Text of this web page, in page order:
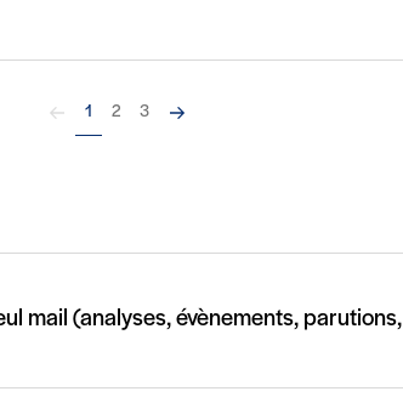
Précédent
1 2 3 Suivant
mail (analyses, évènements, parutions,